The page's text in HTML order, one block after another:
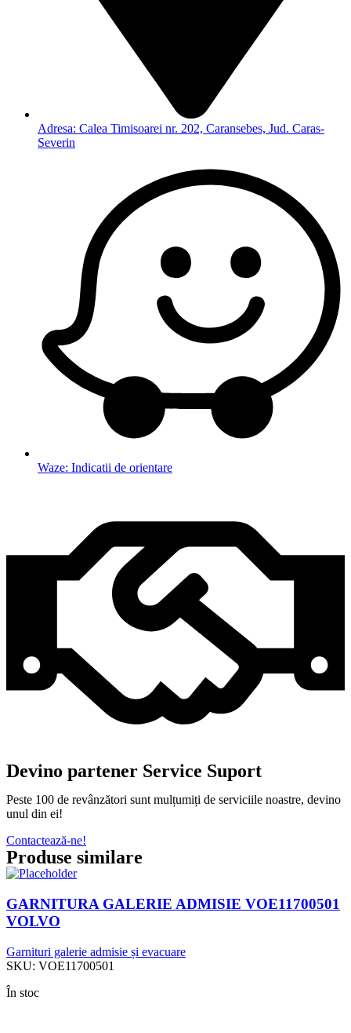
Adresa: Calea Timisoarei nr. 202, Caransebes, Jud. Caras-
Severin
Waze: Indicatii de orientare
Devino partener Service Suport
Peste 100 de revânzători sunt mulțumiți de serviciile noastre, devino
unul din ei!
Contactează-ne!
Produse similare
GARNITURA GALERIE ADMISIE VOE11700501
VOLVO
Garnituri galerie admisie și evacuare
SKU: VOE11700501
În stoc